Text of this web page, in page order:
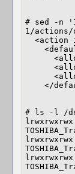
# sed -n
1/actions/
# ls -l /